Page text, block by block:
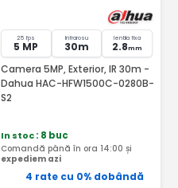
25 fps
5 MP
Infrarosu
30m
lentila fixa
2.8mm
Camera 5MP, Exterior, IR 30m -
Dahua HAC-HFW1500C-0280B-
S2
In stoc: 8 buc
Comandă până în ora 14:00 și
expediem azi
4 rate cu 0% dobândă